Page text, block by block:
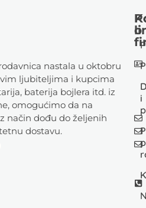
nastala u oktobru
ljubiteljima i kupcima
baterija bojlera itd. iz
omogućimo da na
način dođu do željenih
dostavu.
i
o